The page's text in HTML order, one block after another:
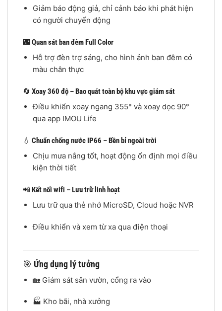
Giảm báo động giả, chỉ cảnh báo khi phát hiện
có người chuyển động
🌃Quan sát ban đêm Full Color
Hỗ trợ đèn trợ sáng, cho hình ảnh ban đêm có
màu chân thực
🔄 Xoay 360 độ – Bao quát toàn bộ khu vực giám sát
Điều khiển xoay ngang 355° và xoay dọc 90°
qua app IMOU Life
💧 Chuẩn chống nước IP66 – Bền bỉ ngoài trời
Chịu mưa nắng tốt, hoạt động ổn định mọi điều
kiện thời tiết
📲 Kết nối wifi – Lưu trữ linh hoạt
Lưu trữ qua thẻ nhớ MicroSD, Cloud hoặc NVR
Điều khiển và xem từ xa qua điện thoại
🎯 Ứng dụng lý tưởng
🏡 Giám sát sân vườn, cổng ra vào
🏭 Kho bãi, nhà xưởng